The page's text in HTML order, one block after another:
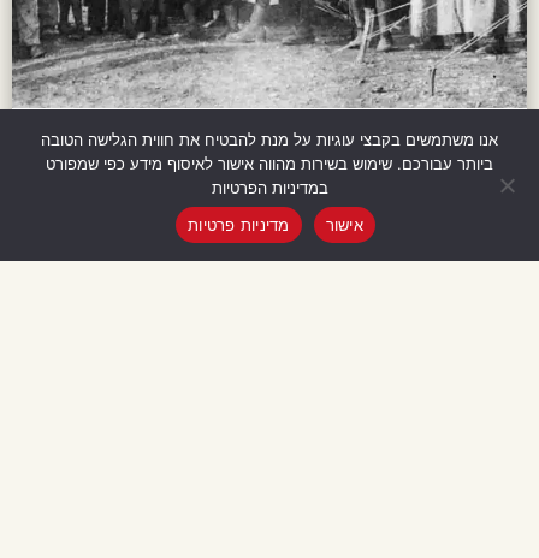
היסטוריה
אנו משתמשים בקבצי עוגיות על מנת להבטיח את חווית הגלישה הטובה
ביותר עבורכם. שימוש בשירות מהווה אישור לאיסוף מידע כפי שמפורט
במדיניות הפרטיות
אישור
מדיניות פרטיות